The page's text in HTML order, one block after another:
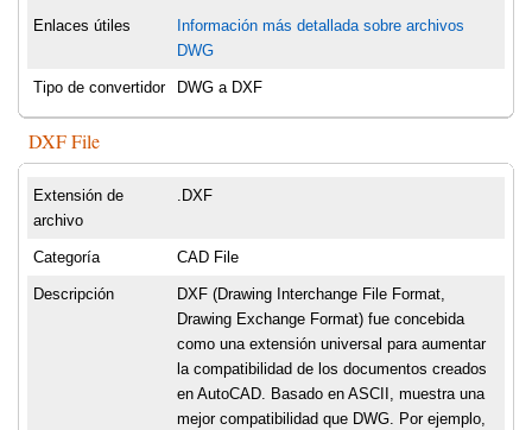
Enlaces útiles
Información más detallada sobre archivos
DWG
Tipo de convertidor DWG a DXF
DXF File
Extensión de
archivo
.DXF
Categoría CAD File
Descripción
DXF (Drawing Interchange File Format,
Drawing Exchange Format) fue concebida
como una extensión universal para aumentar
la compatibilidad de los documentos creados
en AutoCAD. Basado en ASCII, muestra una
mejor compatibilidad que DWG. Por ejemplo,